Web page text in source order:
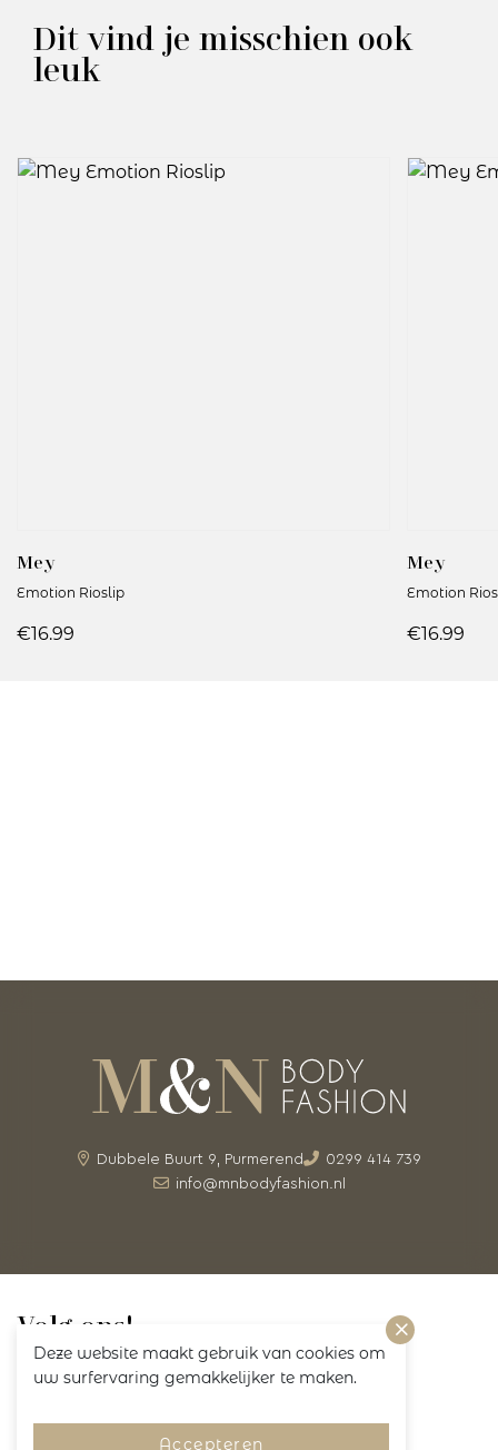
Deze website maakt gebruik van cookies om
uw surfervaring gemakkelijker te maken.
Accepteren
Dit vind je misschien ook
leuk
Mey
Emotion Rioslip
€16.99
Mey
Emotion
€16.99
Dubbele Buurt 9, Purmerend
0299 414 739
info@mnbodyfashion.nl
Volg ons!